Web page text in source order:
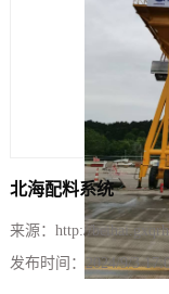
北海配料系统
来源： http://
发布时间：2024/9/3